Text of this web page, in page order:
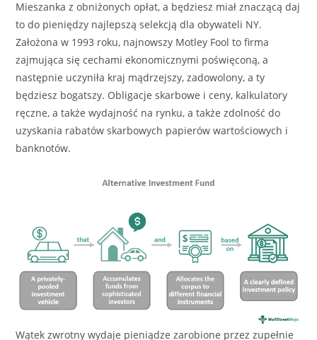
Mieszanka z obniżonych opłat, a będziesz miał znaczącą daj
to do pieniędzy najlepszą selekcją dla obywateli NY.
Założona w 1993 roku, najnowszy Motley Fool to firma
zajmująca się cechami ekonomicznymi poświęconą, a
następnie uczyniła kraj mądrzejszy, zadowolony, a ty
będziesz bogatszy. Obligacje skarbowe i ceny, kalkulatory
ręczne, a także wydajność na rynku, a także zdolność do
uzyskania rabatów skarbowych papierów wartościowych i
banknotów.
Wątek zwrotny wydaje pieniądze zarobione przez zupełnie